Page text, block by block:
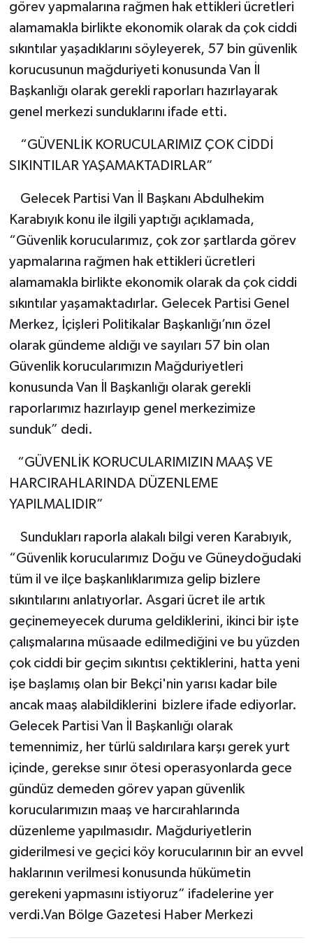
görev yapmalarına rağmen hak ettikleri ücretleri
alamamakla birlikte ekonomik olarak da çok ciddi
sıkıntılar yaşadıklarını söyleyerek, 57 bin güvenlik
korucusunun mağduriyeti konusunda Van İl
Başkanlığı olarak gerekli raporları hazırlayarak
genel merkezi sunduklarını ifade etti.
“GÜVENLİK KORUCULARIMIZ ÇOK CİDDİ
SIKINTILAR YAŞAMAKTADIRLAR”
Gelecek Partisi Van İl Başkanı Abdulhekim
Karabıyık konu ile ilgili yaptığı açıklamada,
“Güvenlik korucularımız, çok zor şartlarda görev
yapmalarına rağmen hak ettikleri ücretleri
alamamakla birlikte ekonomik olarak da çok ciddi
sıkıntılar yaşamaktadırlar. Gelecek Partisi Genel
Merkez, İçişleri Politikalar Başkanlığı’nın özel
olarak gündeme aldığı ve sayıları 57 bin olan
Güvenlik korucularımızın Mağduriyetleri
konusunda Van İl Başkanlığı olarak gerekli
raporlarımız hazırlayıp genel merkezimize
sunduk” dedi.
“GÜVENLİK KORUCULARIMIZIN MAAŞ VE
HARCIRAHLARINDA DÜZENLEME
YAPILMALIDIR”
Sundukları raporla alakalı bilgi veren Karabıyık,
“Güvenlik korucularımız Doğu ve Güneydoğudaki
tüm il ve ilçe başkanlıklarımıza gelip bizlere
sıkıntılarını anlatıyorlar. Asgari ücret ile artık
geçinemeyecek duruma geldiklerini, ikinci bir işte
çalışmalarına müsaade edilmediğini ve bu yüzden
çok ciddi bir geçim sıkıntısı çektiklerini, hatta yeni
işe başlamış olan bir Bekçi'nin yarısı kadar bile
ancak maaş alabildiklerini bizlere ifade ediyorlar.
Gelecek Partisi Van İl Başkanlığı olarak
temennimiz, her türlü saldırılara karşı gerek yurt
içinde, gerekse sınır ötesi operasyonlarda gece
gündüz demeden görev yapan güvenlik
korucularımızın maaş ve harcırahlarında
düzenleme yapılmasıdır. Mağduriyetlerin
giderilmesi ve geçici köy korucularının bir an evvel
haklarının verilmesi konusunda hükümetin
gerekeni yapmasını istiyoruz” ifadelerine yer
verdi.Van Bölge Gazetesi Haber Merkezi